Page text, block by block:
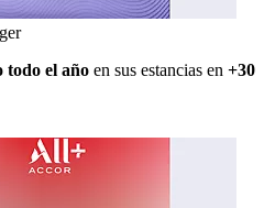
todo el año en sus estancias en +30